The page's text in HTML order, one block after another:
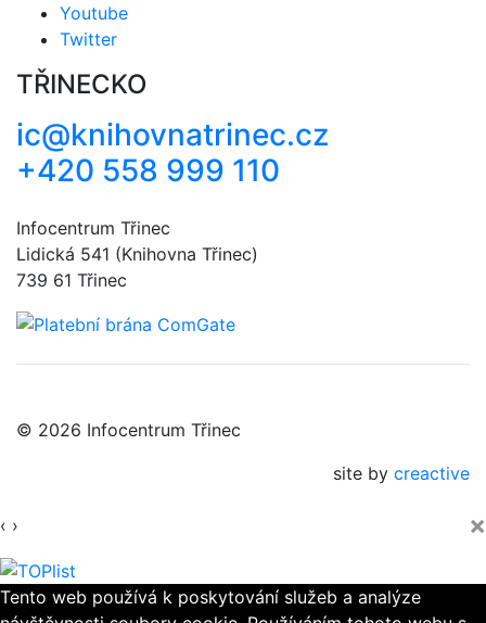
Youtube
Twitter
TŘINECKO
ic@knihovnatrinec.cz
+420 558 999 110
Infocentrum Třinec
Lidická 541 (Knihovna Třinec)
739 61 Třinec
© 2026 Infocentrum Třinec
site by creactive
‹ › ×
Tento web používá k poskytování služeb a analýze